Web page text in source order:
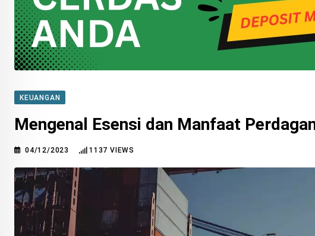
KEUANGAN
Mengenal Esensi dan Manfaat
04/12/2023 1137 VIEWS